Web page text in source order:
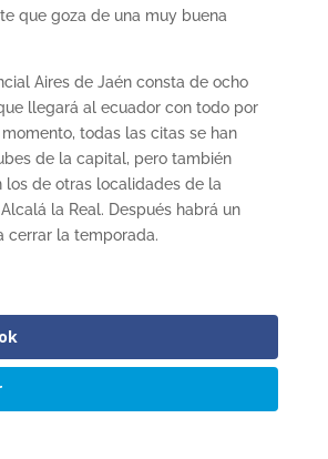
que goza de una muy buena
Aires de Jaén consta de ocho
llegará al ecuador con todo por
todas las citas se han
de la capital, pero también
los de otras localidades de la
la Real. Después habrá un
cerrar la temporada.